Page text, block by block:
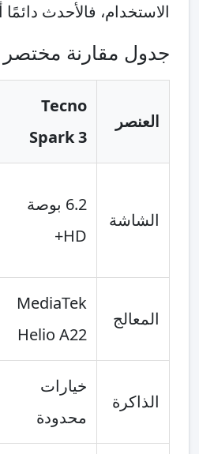
الاستخدام، فالأحدث
جدول مقارنة مختصر
العنصر
Tecno
Spark 3
الشاشة
6.2 بوصة
HD+
المعالج
MediaTek
Helio A22
الذاكرة
خيارات
محدودة